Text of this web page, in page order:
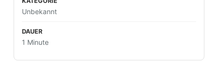
Unbekannt
1 Minute